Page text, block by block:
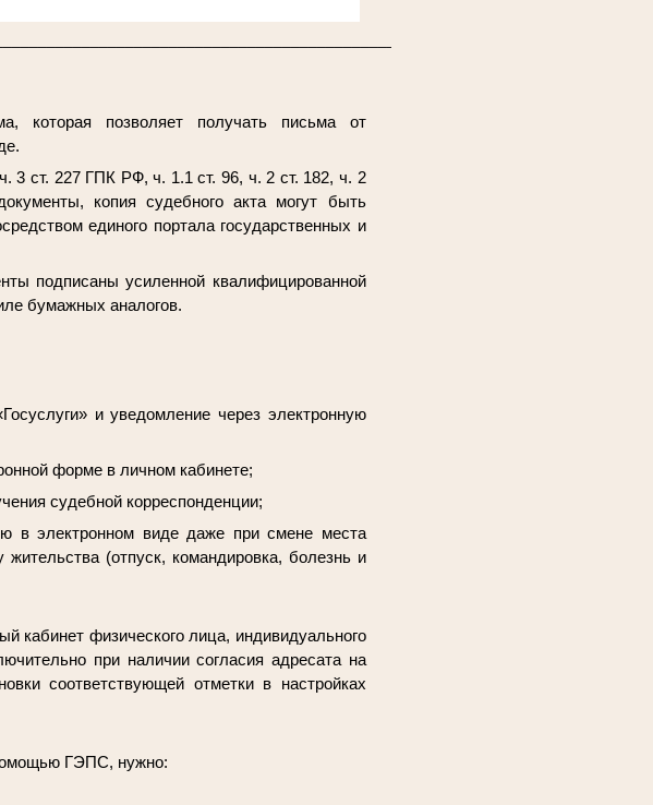
которая позволяет получать письма от
3 ст. 227 ГПК РФ, ч. 1.1 ст. 96, ч. 2 ст. 182, ч. 2
копия судебного акта могут быть
единого портала государственных и
подписаны усиленной квалифицированной
бумажных аналогов.
и уведомление через электронную
форме в личном кабинете;
судебной корреспонденции;
в электронном виде даже при смене места
(отпуск, командировка, болезнь и
кабинет физического лица, индивидуального
при наличии согласия адресата на
соответствующей отметки в настройках
ГЭПС, нужно: